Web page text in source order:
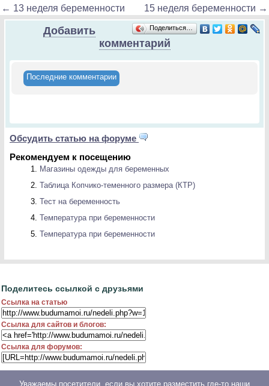
← 13 неделя беременности 15 неделя беременности →
Поделиться…
Добавить
комментарий
Последние комментарии
Обсудить статью на форуме
Рекомендуем к посещению
Магазины одежды для беременных
Таблица Копчико-теменного размера (КТР)
Тест на беременность
Температура при беременности
Температура при беременности
Поделитесь ссылкой с друзьями
Ссылка на статью
Ссылка для сайтов и блогов:
Ссылка для форумов:
Уважаемы посетители, если вы хотите разместить где-то наши